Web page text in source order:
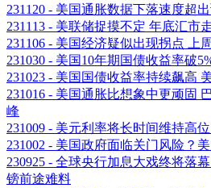
231120 - 美国通胀数据下落速度超
231113 - 美联储捉摸不定 年底汇市
231106 - 美国经济疑似出现拐点 上
231030 - 美国10年期国债收益率破
231023 - 美国国债收益率持续飙高
231016 - 美国通胀比想象中更顽固
峰
231009 - 美元利率将长时间维持高
231002 - 美国政府面临关门风险？
230925 - 全球央行加息大戏终将落
镑前途难料